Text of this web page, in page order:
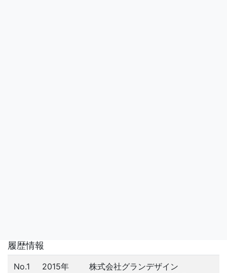
履歴情報
No.1
2015年
株式会社グランデザイン